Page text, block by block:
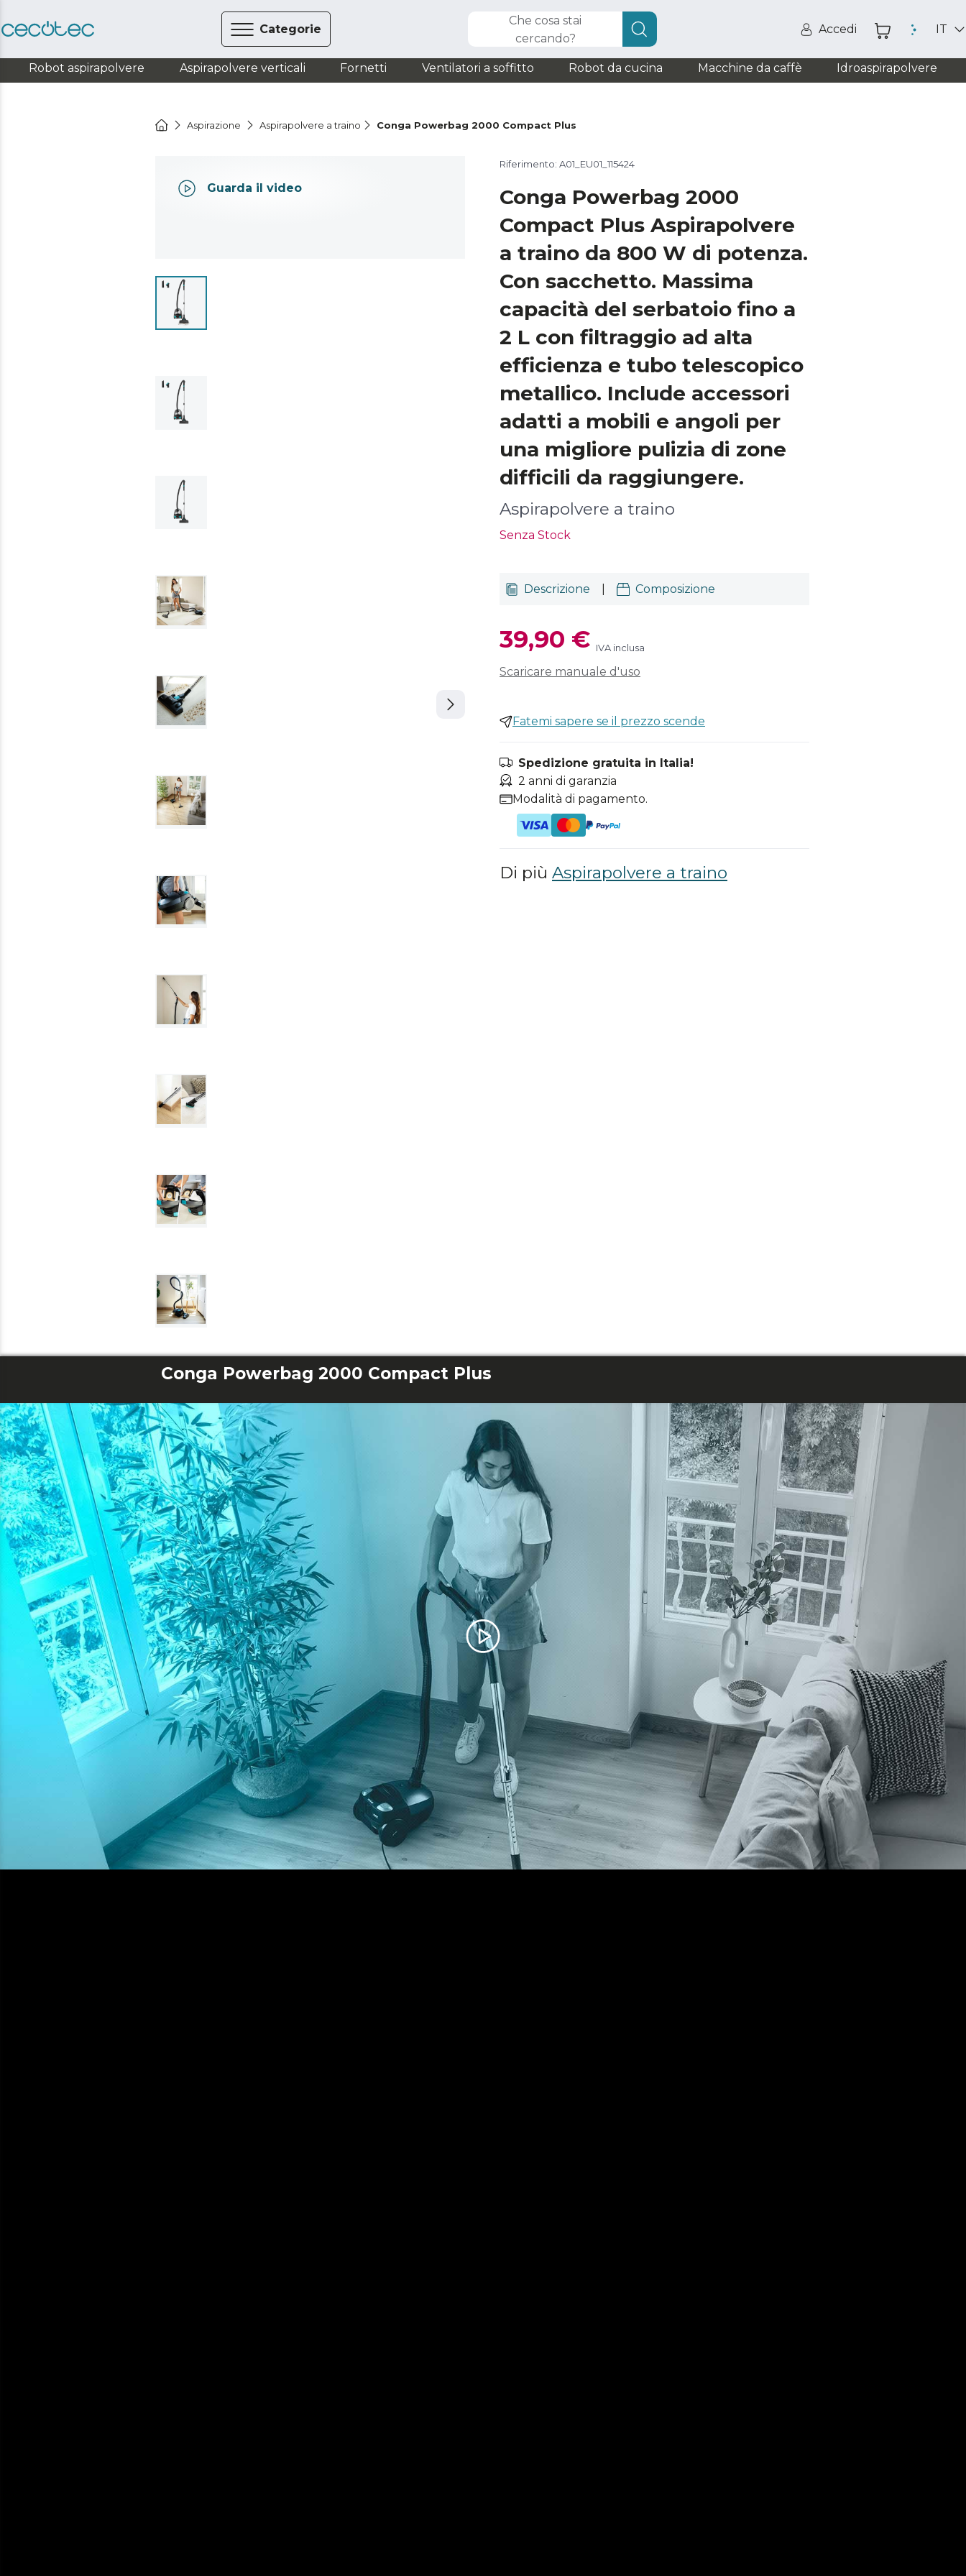
Categorie
Che cosa stai
cercando?
Accedi IT
Robot aspirapolvere Aspirapolvere verticali Fornetti Ventilatori a soffitto Robot da cucina Macchine da caffè Idroaspirapolvere
Aspirazione Aspirapolvere a traino Conga Powerbag 2000 Compact Plus
Guarda il video
Riferimento: A01_EU01_115424
Conga Powerbag 2000
Compact Plus Aspirapolvere
a traino da 800 W di potenza.
Con sacchetto. Massima
capacità del serbatoio fino a
2 L con filtraggio ad alta
efficienza e tubo telescopico
metallico. Include accessori
adatti a mobili e angoli per
una migliore pulizia di zone
difficili da raggiungere.
Aspirapolvere a traino
Senza Stock
Descrizione Composizione
39,90 € IVA inclusa
Scaricare manuale d'uso
Fatemi sapere se il prezzo scende
Spedizione gratuita in Italia!
2 anni di garanzia
Modalità di pagamento.
Di più Aspirapolvere a traino
Conga Powerbag 2000 Compact Plus